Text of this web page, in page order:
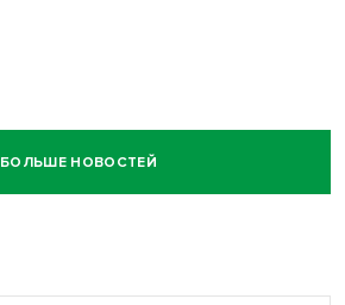
БОЛЬШЕ НОВОСТЕЙ